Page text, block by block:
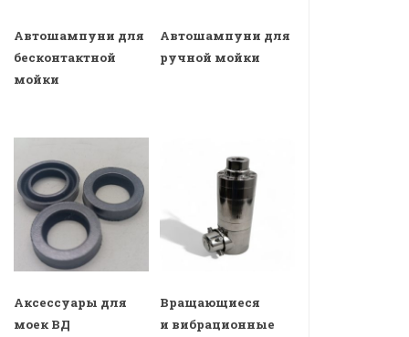
Автошампуни для
бесконтактной
мойки
Автошампуни для
ручной мойки
Аксессуары для
моек ВД
Вращающиеся
и вибрационные